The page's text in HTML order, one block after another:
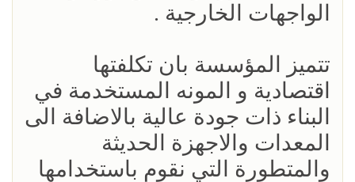
الواجهات الخارجية .
تتميز المؤسسة بان تكلفتها
اقتصادية و المونه المستخدمة في
البناء ذات جودة عالية بالاضافة الى
المعدات والاجهزة الحديثة
والمتطورة التي نقوم باستخدامها